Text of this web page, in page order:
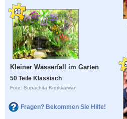
Kleiner Wasserfall im Garten
50 Teile Klassisch
Foto: Supachita Krerkkaiwan
Fragen? Bekommen Sie Hilfe!